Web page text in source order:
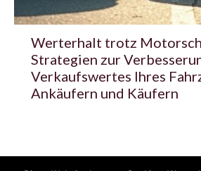
Werterhalt trotz
Strategien zur
Verkaufswertes Ihres
Ankäufern und Käufern